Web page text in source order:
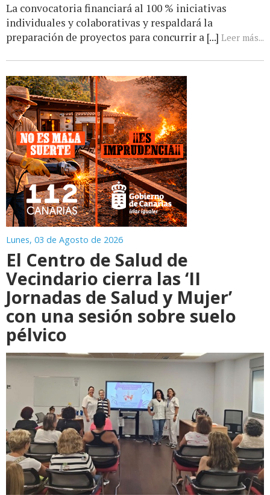
La convocatoria financiará al 100 % iniciativas
individuales y colaborativas y respaldará la
preparación de proyectos para concurrir a [...] Leer más...
Lunes, 03 de Agosto de 2026
El Centro de Salud de
Vecindario cierra las ‘II
Jornadas de Salud y Mujer’
con una sesión sobre suelo
pélvico